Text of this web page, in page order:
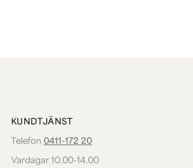
KUNDTJÄNST
Telefon 0411-172 20
Vardagar 10.00-14.00